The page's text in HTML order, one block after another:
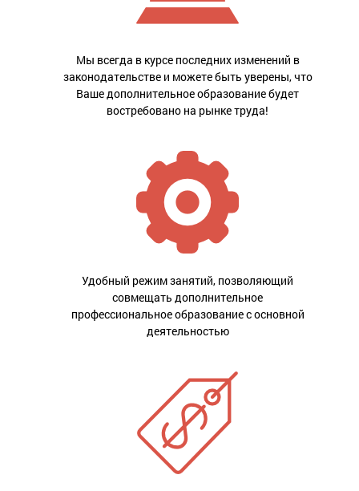
Мы всегда в курсе последних изменений в
законодательстве и можете быть уверены, что
Ваше дополнительное образование будет
востребовано на рынке труда!
Удобный режим занятий, позволяющий
совмещать дополнительное
профессиональное образование с основной
деятельностью